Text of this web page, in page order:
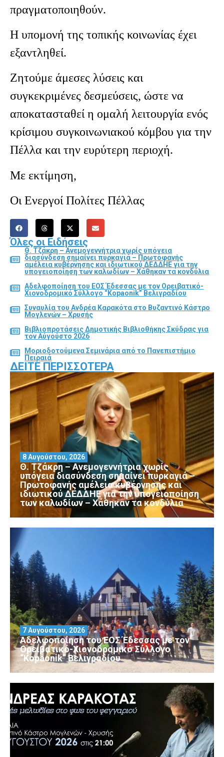
πραγματοποιηθούν.
Η υπομονή της τοπικής κοινωνίας έχει
εξαντληθεί.
Ζητούμε άμεσες λύσεις και
συγκεκριμένες δεσμεύσεις, ώστε να
αποκατασταθεί η ομαλή λειτουργία ενός
κρίσιμου συγκοινωνιακού κόμβου για την
Πέλλα και την ευρύτερη περιοχή.
Με εκτίμηση,
Οι Ενεργοί Πολίτες Πέλλας
Όλες οι Ειδήσεις
Θ. Τζάκρη – Ανεμογεννήτρια χωρίς υπόγεια
διασύνδεση σημαίνει πυρκαγιά – Πρωτοφανής
αμέλεια κυβέρνησης και ιδιωτικού ΔΕΔΔΗΕ για την
υπογειοποίηση των καλωδίων – Χάθηκαν τα κονδύλια
Αδελφοποίηση του ΕΟΣ Έδεσσας με τον Ορειβατικό-
Χιονοδρομικό Σύλλογο “Kopaonik” Βελιγραδίου
Συναυλία του Ανδρέα Καρακότα στο Βυζαντινό Κάστρο
Μογλενών – Χρυσής
Βιβλιοπροτάσεις Δημοτικής Βιβλιοθήκης Σκύδρας για
τον Αύγούστο 2026
Μοριοδοτούμενα Σεμινάρια από το Πανεπιστήμιο
Πειραιά
ΔΕΊΤΕ ΠΕΡΙΣΣΌΤΕΡΑ
Θ. Τζάκρη – Ανεμογεννήτρια χωρίς
υπόγεια διασύνδεση σημαίνει πυρκαγιά –
Πρωτοφανής αμέλεια κυβέρνησης και
ιδιωτικού ΔΕΔΔΗΕ για την υπογειοποίηση
των καλωδίων – Χάθηκαν τα κονδύλια
8 Αυγούστου, 2026
Αδελφοποίηση του ΕΟΣ Έδεσσας με τον
Ορειβατικό-Χιονοδρομικό Σύλλογο
“Kopaonik” Βελιγραδίου
7 Αυγούστου, 2026